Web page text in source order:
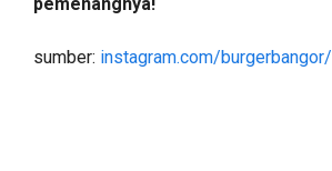
pemenangnya!
sumber: instagram.com/burgerbangor/